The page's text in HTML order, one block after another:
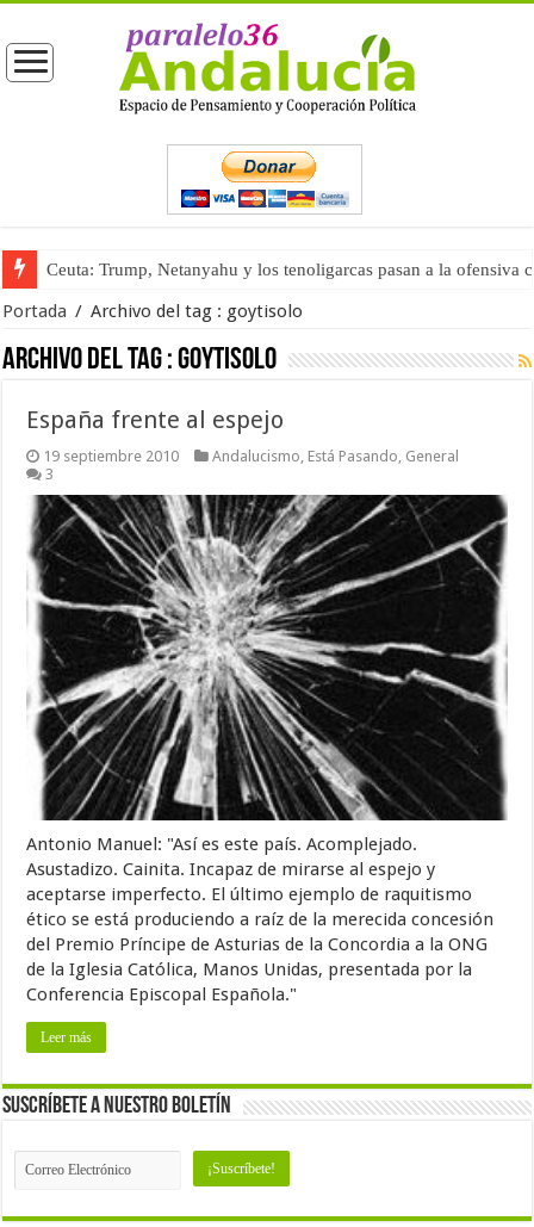
Ceuta: Trump, Netanyahu y los tenoligarcas pasan a la ofensiva
Portada / Archivo del tag : goytisolo
Archivo del tag :goytisolo
España frente al espejo
19 septiembre 2010 Andalucismo, Está Pasando, General
3
Antonio Manuel: "Así es este país. Acomplejado.
Asustadizo. Cainita. Incapaz de mirarse al espejo y
aceptarse imperfecto. El último ejemplo de raquitismo
ético se está produciendo a raíz de la merecida concesión
del Premio Príncipe de Asturias de la Concordia a la ONG
de la Iglesia Católica, Manos Unidas, presentada por la
Conferencia Episcopal Española."
Leer más
Suscríbete a nuestro Boletín